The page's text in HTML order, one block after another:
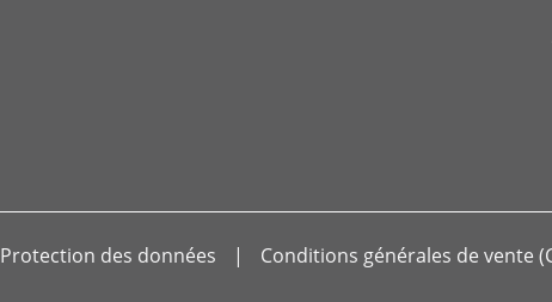
Protection des données Conditions générales de vente